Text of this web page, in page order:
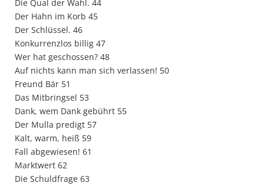
Die Qual der Wahl. 44
Der Hahn im Korb 45
Der Schlüssel. 46
Konkurrenzlos billig 47
Wer hat geschossen? 48
Auf nichts kann man sich verlassen! 50
Freund Bär 51
Das Mitbringsel 53
Dank, wem Dank gebührt 55
Der Mulla predigt 57
Kalt, warm, heiß 59
Fall abgewiesen! 61
Marktwert 62
Die Schuldfrage 63